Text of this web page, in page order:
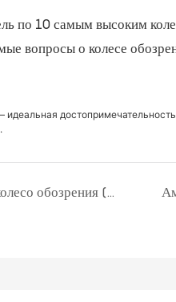
по 10 самым высоким
вопросы о колесе
Представлено мини-колесо обозрения (с 5 рычагами): новое компактное развлечение для развлекательных заведений по всему миру.